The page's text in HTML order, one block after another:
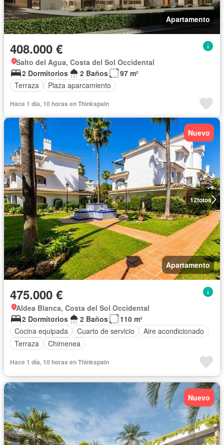
Apartamento
408.000 €
Salto del Agua, Costa del Sol Occidental
2 Dormitorios
2 Baños
97 m²
Terraza
Plaza aparcamiento
Hace 1 día, 10 horas en Thinkspain
12fotos
Nuevo
Apartamento
475.000 €
Aldea Blanca, Costa del Sol Occidental
2 Dormitorios
2 Baños
110 m²
Cocina equipada
Cuarto de servicio
Aire acondicionado
Terraza
Chimenea
Hace 1 día, 10 horas en Thinkspain
Nuevo